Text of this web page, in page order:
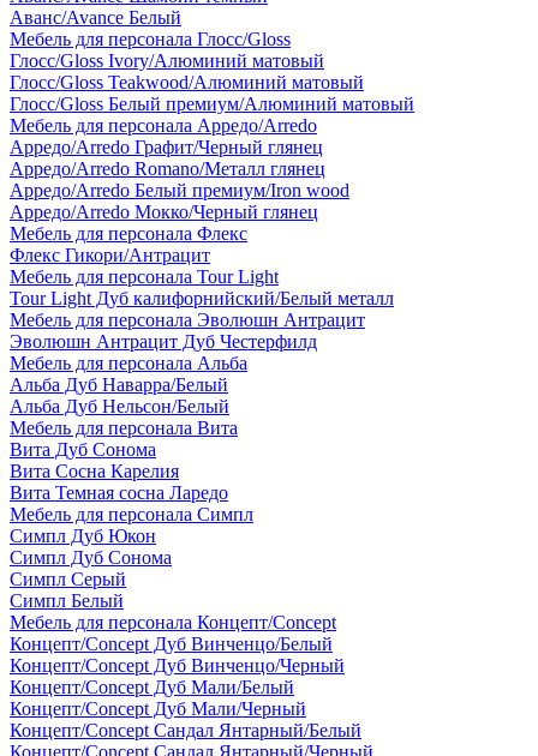
Аванс/Avance Белый
Мебель для персонала Глосс/Gloss
Глосс/Gloss Ivory/Алюминий матовый
Глосс/Gloss Teakwood/Алюминий матовый
Глосс/Gloss Белый премиум/Алюминий матовый
Мебель для персонала Арредо/Arredo
Арредо/Arredo Графит/Черный глянец
Арредо/Arredo Romano/Металл глянец
Арредо/Arredo Белый премиум/Iron wood
Арредо/Arredo Мокко/Черный глянец
Мебель для персонала Флекс
Флекс Гикори/Антрацит
Мебель для персонала Tour Light
Tour Light Дуб калифорнийский/Белый металл
Мебель для персонала Эволюшн Антрацит
Эволюшн Антрацит Дуб Честерфилд
Мебель для персонала Альба
Альба Дуб Наварра/Белый
Альба Дуб Нельсон/Белый
Мебель для персонала Вита
Вита Дуб Сонома
Вита Сосна Карелия
Вита Темная сосна Ларедо
Мебель для персонала Симпл
Симпл Дуб Юкон
Симпл Дуб Сонома
Симпл Серый
Симпл Белый
Мебель для персонала Концепт/Concept
Концепт/Concept Дуб Винченцо/Белый
Концепт/Concept Дуб Винченцо/Черный
Концепт/Concept Дуб Мали/Белый
Концепт/Concept Дуб Мали/Черный
Концепт/Concept Сандал Янтарный/Белый
Концепт/Concept Сандал Янтарный/Черный